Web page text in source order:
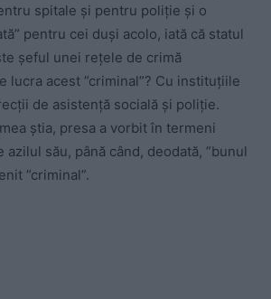
spitale și pentru poliție și o
pentru cei duși acolo, iată că statul
șeful unei rețele de crimă
lucra acest ”criminal”? Cu instituțiile
de asistență socială și poliție.
știa, presa a vorbit în termeni
său, până când, deodată, ”bunul
”criminal”.